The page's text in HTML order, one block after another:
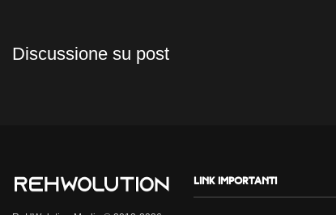
Discussione su post
Link importanti